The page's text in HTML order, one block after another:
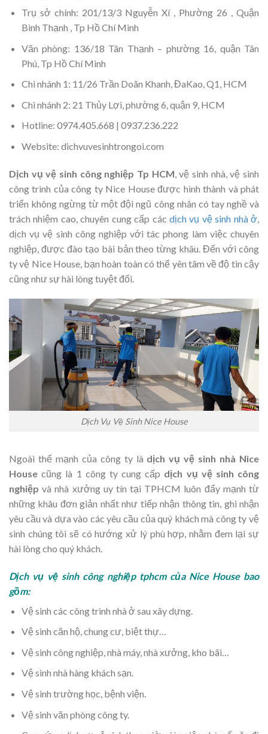
Trụ sở chính: 201/13/3 Nguyễn Xí , Phường 26 , Quận
Bình Thạnh , Tp Hồ Chí Minh
Văn phòng: 136/18 Tân Thạnh – phường 16, quận Tân
Phú, Tp Hồ Chí Minh
Chi nhánh 1: 11/26 Trần Doãn Khanh, ĐaKao, Q1, HCM
Chi nhánh 2: 21 Thủy Lợi, phường 6, quận 9, HCM
Hotline: 0974.405.668 | 0937.236.222
Website: dichvuvesinhtrongoi.com
Dịch vụ vệ sinh công nghiệp Tp HCM , vệ sinh nhà, vệ sinh
công trình của công ty Nice House được hình thành và phát
triển không ngừng từ một đội ngũ công nhân có tay nghề và
trách nhiệm cao, chuyên cung cấp các dịch vụ vệ sinh nhà ở
dịch vụ vệ sinh công nghiệp với tác phong làm việc chuyên
nghiệp, được đào tạo bài bản theo từng khâu. Đến với công
ty vệ Nice House, bạn hoàn toàn có thể yên tâm về độ tin cậy
cũng như sự hài lòng tuyệt đối.
Dịch Vụ Vệ Sinh Nice House
Ngoài thế mạnh của công ty là dịch vụ vệ sinh nhà Nice
House cũng là 1 công ty cung cấp dịch vụ vệ sinh công
nghiệp và nhà xưởng uy tín tại TPHCM luôn đẩy mạnh từ
những khâu đơn giản nhất như tiếp nhận thông tin, ghi nhận
yêu cầu và dựa vào các yêu cầu của quý khách mà công ty vệ
sinh chúng tôi sẽ có hướng xử lý phù hợp, nhằm đem lại sự
hài lòng cho quý khách.
Dịch vụ vệ sinh công nghiệp tphcm của Nice House bao
gồm:
Vệ sinh các công trình nhà ở sau xây dựng.
Vệ sinh căn hộ, chung cư, biệt thự…
Vệ sinh công nghiệp, nhà máy, nhà xưởng, kho bãi…
Vệ sinh nhà hàng khách sạn.
Vệ sinh trường học, bệnh viện.
Vệ sinh văn phòng công ty.